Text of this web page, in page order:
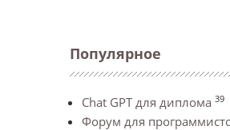
Популярное
Chat GPT для диплома 39
Форум для